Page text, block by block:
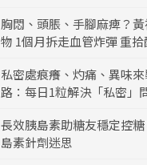
胸悶、頭脹、手腳麻痺？
物 1個月拆走血管炸彈 重
私密處痕癢、灼痛、異味
路：每日1粒解決「私密」
長效胰島素助糖友穩定控
島素針劑迷思